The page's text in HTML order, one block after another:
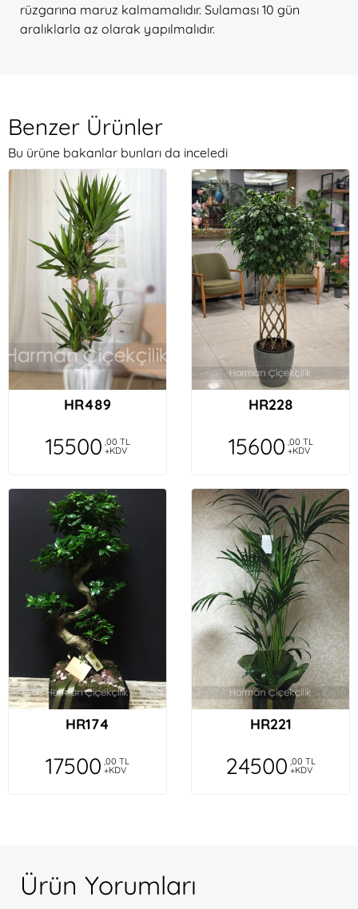
rüzgarına maruz kalmamalıdır. Sulaması 10 gün
aralıklarla az olarak yapılmalıdır.
Benzer Ürünler
Bu ürüne bakanlar bunları da inceledi
HR489
15500 ,00 TL
+KDV
HR228
15600 ,00 TL
+KDV
HR174
17500 ,00 TL
+KDV
HR221
24500 ,00 TL
+KDV
Ürün Yorumları